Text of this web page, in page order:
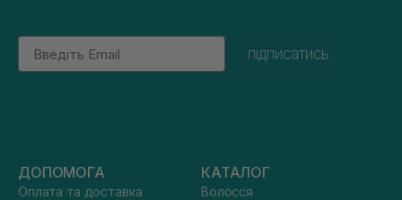
Email
підписатись
ДОПОМОГА
Оплата та доставка
КАТАЛОГ
Волосся